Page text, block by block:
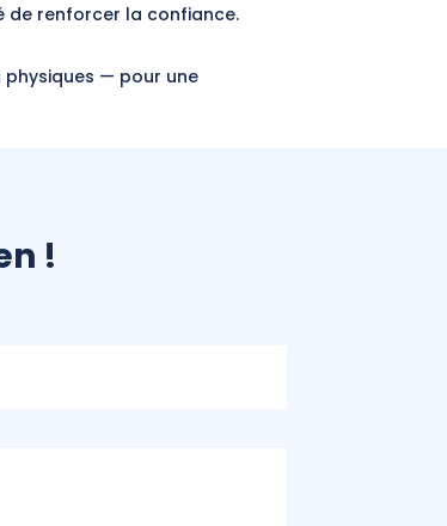
de renforcer la confiance.
physiques — pour une
!